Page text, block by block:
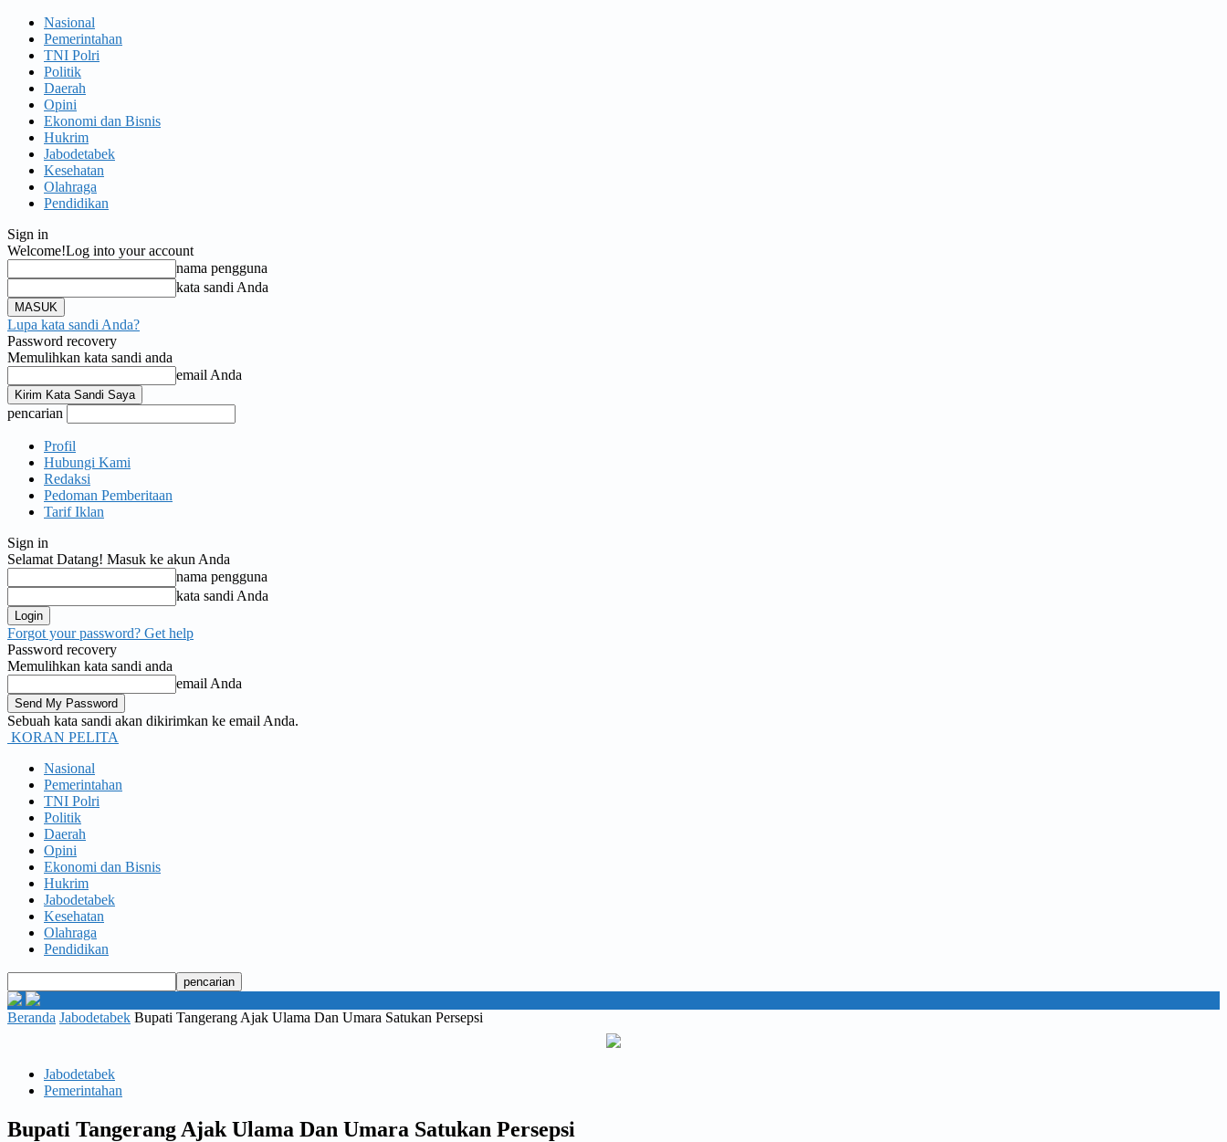
Nasional
Pemerintahan
TNI Polri
Politik
Daerah
Opini
Ekonomi dan Bisnis
Hukrim
Jabodetabek
Kesehatan
Olahraga
Pendidikan
Sign in
Welcome!Log into your account
nama pengguna
kata sandi Anda
Lupa kata sandi Anda?
Password recovery
Memulihkan kata sandi anda
email Anda
pencarian
Profil
Hubungi Kami
Redaksi
Pedoman Pemberitaan
Tarif Iklan
Sign in
Selamat Datang! Masuk ke akun Anda
nama pengguna
kata sandi Anda
Forgot your password? Get help
Password recovery
Memulihkan kata sandi anda
email Anda
Sebuah kata sandi akan dikirimkan ke email Anda.
KORAN PELITA
Nasional
Pemerintahan
TNI Polri
Politik
Daerah
Opini
Ekonomi dan Bisnis
Hukrim
Jabodetabek
Kesehatan
Olahraga
Pendidikan
Beranda Jabodetabek Bupati Tangerang Ajak Ulama Dan Umara Satukan Persepsi
Jabodetabek
Pemerintahan
Bupati Tangerang Ajak Ulama Dan Umara Satukan Persepsi